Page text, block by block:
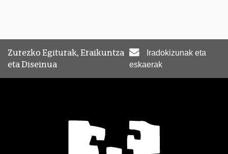
Zurezko Egiturak, Eraikuntza
eta Diseinua
Iradokizunak eta
eskaerak